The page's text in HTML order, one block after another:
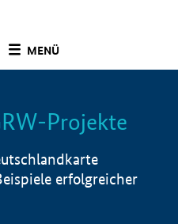
MENÜ
Info
Projekte
erfolgreicher